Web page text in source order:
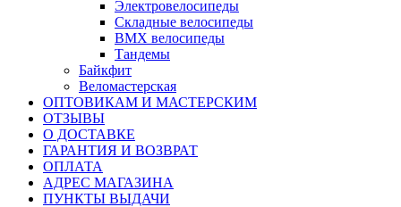
Электровелосипеды
Складные велосипеды
BMX велосипеды
Тандемы
Байкфит
Веломастерская
ОПТОВИКАМ И МАСТЕРСКИМ
ОТЗЫВЫ
О ДОСТАВКЕ
ГАРАНТИЯ И ВОЗВРАТ
ОПЛАТА
АДРЕС МАГАЗИНА
ПУНКТЫ ВЫДАЧИ